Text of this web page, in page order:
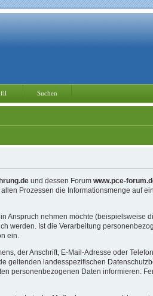
Suchen
und dessen Forum www.pce-
Prozessen die Informationsmenge auf
Anspruch nehmen möchte (beispielsweise
werden. Ist die Verarbeitung
ein.
der Anschrift, E-Mail-Adresse oder
geltenden landesspezifischen
personenbezogenen Daten informieren.